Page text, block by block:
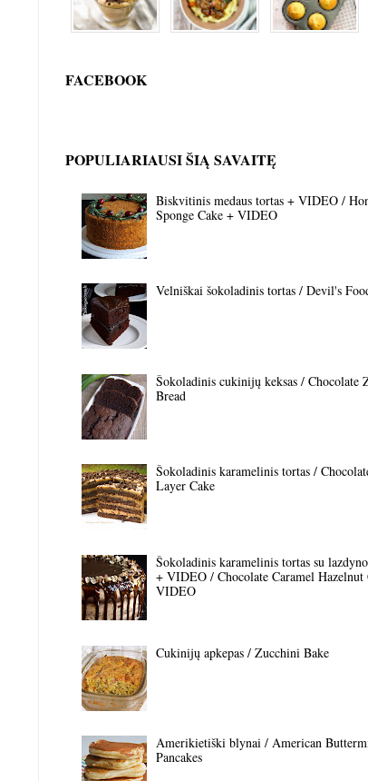
FACEBOOK
POPULIARIAUSI ŠIĄ SAVAITĘ
Biskvitinis medaus tortas + VIDEO /
Sponge Cake + VIDEO
Velniškai šokoladinis tortas / Devil's
Šokoladinis cukinijų keksas / Chocolate
Bread
Šokoladinis karamelinis tortas /
Layer Cake
Šokoladinis karamelinis tortas su
+ VIDEO / Chocolate Caramel Hazelnut
VIDEO
Cukinijų apkepas / Zucchini Bake
Amerikietiški blynai / American
Pancakes